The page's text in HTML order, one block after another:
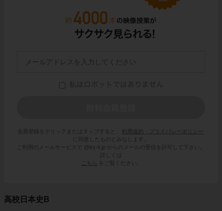
会員登録をクリックまたはタップすると、
利用規約・プライバシーポリシー
に同意したものとみなします。
ご利用のメールサービスで @try-it.jp からのメールの受信を許可して下さい。
詳しくは
こちら
をご覧ください。
高校日本史B